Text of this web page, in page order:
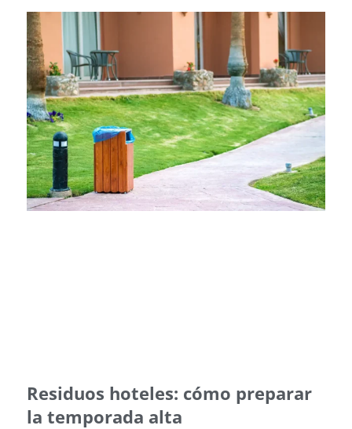
Residuos hoteles: cómo preparar
la temporada alta